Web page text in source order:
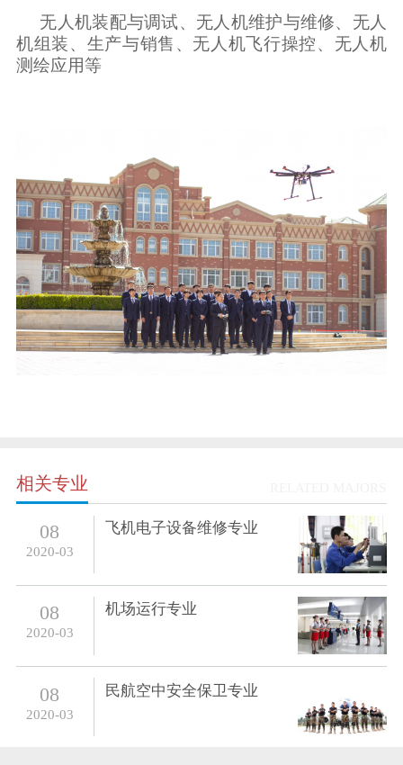
无人机装配与调试、无人机维护与维修、无人
机组装、生产与销售、无人机飞行操控、无人机
测绘应用等
相关专业
08
2020-03
飞机电子设备维修专业
08
2020-03
机场运行专业
08
2020-03
民航空中安全保卫专业